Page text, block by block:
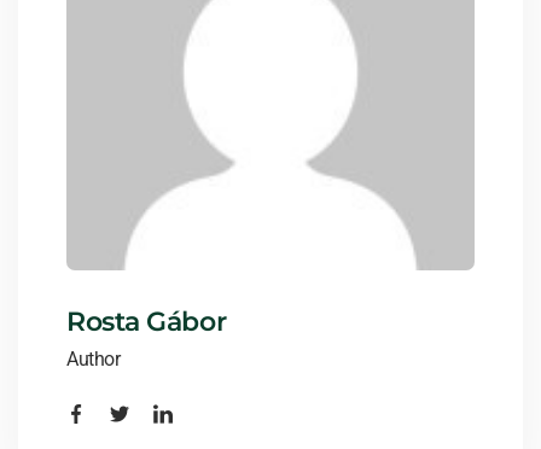
Rosta Gábor
Author